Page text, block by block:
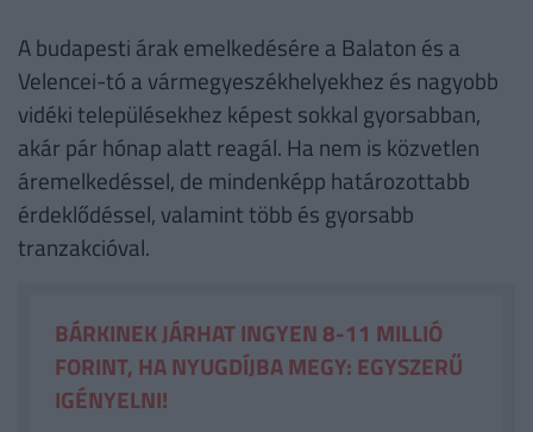
A budapesti árak emelkedésére a Balaton és a
Velencei-tó a vármegyeszékhelyekhez és nagyobb
vidéki településekhez képest sokkal gyorsabban,
akár pár hónap alatt reagál. Ha nem is közvetlen
áremelkedéssel, de mindenképp határozottabb
érdeklődéssel, valamint több és gyorsabb
tranzakcióval.
BÁRKINEK JÁRHAT INGYEN 8-11 MILLIÓ
FORINT, HA NYUGDÍJBA MEGY: EGYSZERŰ
IGÉNYELNI!